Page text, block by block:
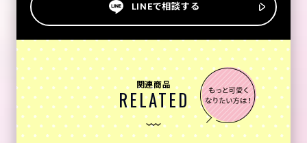
LINEで相談する
関連商品
RELATED